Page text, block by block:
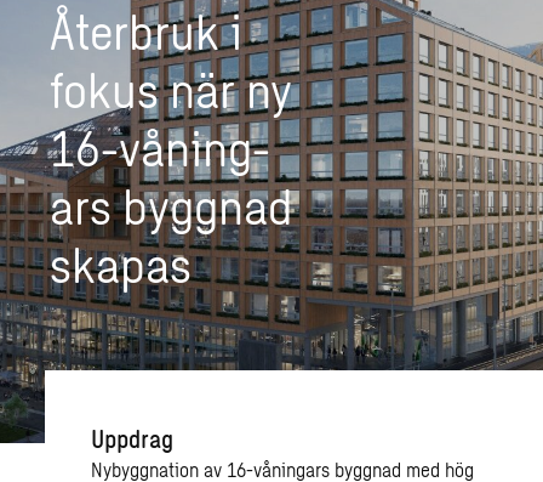
Åter­bruk i
fokus när ny
16-vå­ning­
ars bygg­nad
ska­pas
Uppdrag
Nybyggnation av 16-våningars byggnad med hög